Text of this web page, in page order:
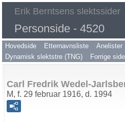
Erik Berntsens slektssider
Personside - 4520
Hovedside Etternavnsliste Anelister
Dynamisk slektstre (TNG)
Forrige side
Carl Fredrik Wedel-
M, f. 29 februar 1916, d. 1994